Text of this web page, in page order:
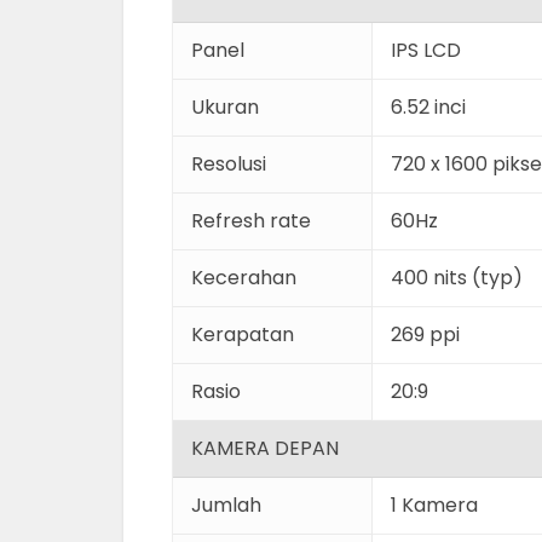
Panel IPS LCD
Ukuran 6.52 inci
Resolusi 720 x 1600
Refresh rate 60Hz
Kecerahan 400 nits (typ)
Kerapatan 269 ppi
Rasio 20:9
KAMERA DEPAN
Jumlah 1 Kamera